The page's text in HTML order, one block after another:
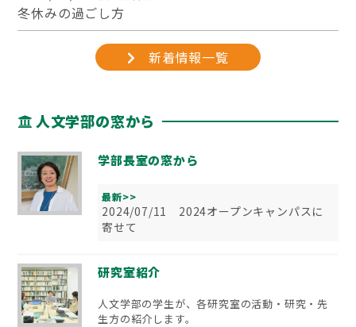
冬休みの過ごし方
新着情報一覧
人文学部の窓から
学部長室の窓から
最新>>
2024/07/11 2024オープンキャンパスに
寄せて
研究室紹介
人文学部の学生が、各研究室の活動・研究・先
生方の紹介します。